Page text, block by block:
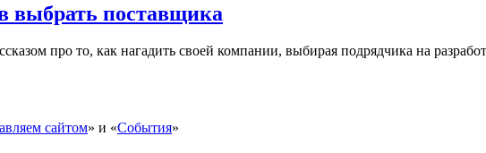
выбрать поставщика
про то, как нагадить своей компании, выбирая подрядчика на
сайтом» и «События»